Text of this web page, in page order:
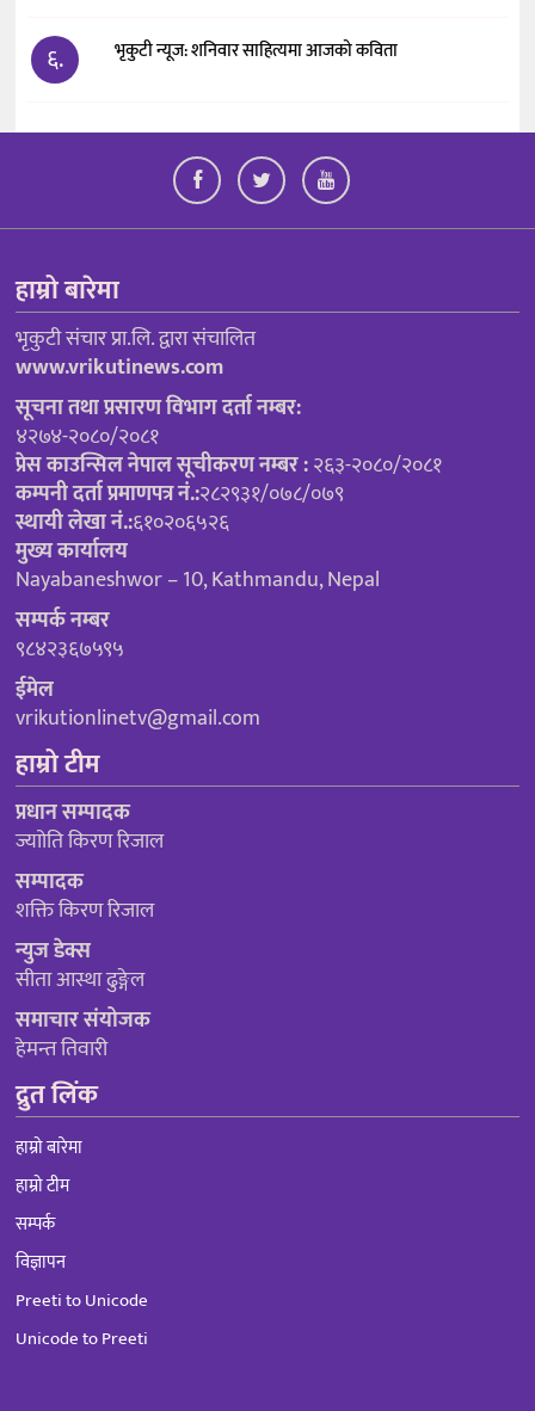
६. भृकुटी न्यूज: शनिवार साहित्यमा आजको कविता
हाम्रो बारेमा
भृकुटी संचार प्रा.लि. द्वारा संचालित
www.vrikutinews.com
सूचना तथा प्रसारण विभाग दर्ता नम्बर:
४२७४-२०८०/२०८१
प्रेस काउन्सिल नेपाल सूचीकरण नम्बर :२६३-२०८०/२०८१
कम्पनी दर्ता प्रमाणपत्र नं.:२८२९३१/०७८/०७९
स्थायी लेखा नं.:६१०२०६५२६
मुख्य कार्यालय
Nayabaneshwor – 10, Kathmandu, Nepal
सम्पर्क नम्बर
९८४२३६७५९५
ईमेल
vrikutionlinetv@gmail.com
हाम्रो टीम
प्रधान सम्पादक
ज्याोति किरण रिजाल
सम्पादक
शक्ति किरण रिजाल
न्युज डेक्स
सीता आस्था ढुङ्गेल
समाचार संयोजक
हेमन्त तिवारी
द्रुत लिंक
हाम्रो बारेमा
हाम्रो टीम
सम्पर्क
विज्ञापन
Preeti to Unicode
Unicode to Preeti